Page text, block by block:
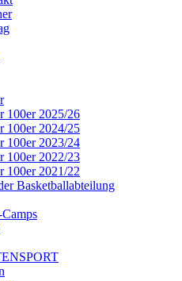
100er 2025/26
100er 2024/25
100er 2023/24
100er 2022/23
100er 2021/22
Basketballabteilung